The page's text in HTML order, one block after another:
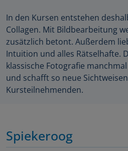
In den Kursen entstehen
Collagen. Mit Bildbearbeitung
zusätzlich betont. Außerdem
Intuition und alles Rätselhafte.
klassische Fotografie
und schafft so neue
Kursteilnehmenden.
Spiekeroog